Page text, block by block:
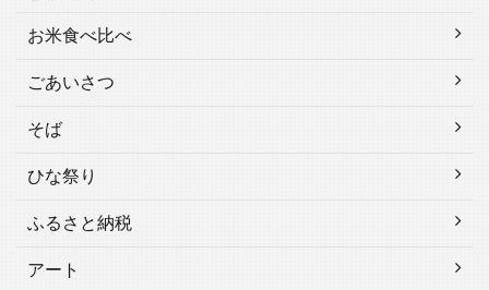
お米食べ比べ
ごあいさつ
そば
ひな祭り
ふるさと納税
アート